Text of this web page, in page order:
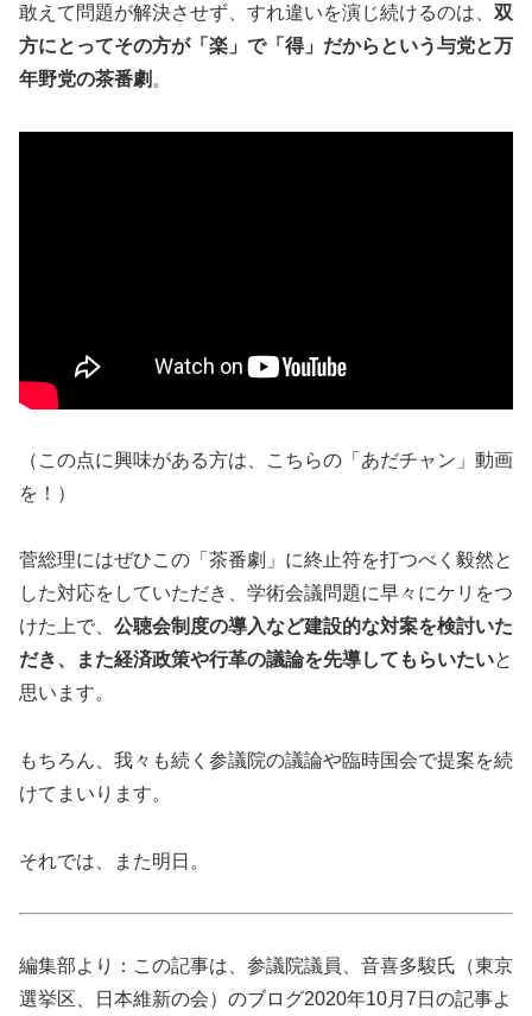
敢えて問題が解決させず、すれ違いを演じ続けるのは、 双
方にとってその方が「楽」で「得」だからという与党と万
年野党の茶番劇 。
（この点に興味がある方は、こちらの「あだチャン」動画
を！）
菅総理にはぜひこの「茶番劇」に終止符を打つべく毅然と
した対応をしていただき、学術会議問題に早々にケリをつ
けた上で、 公聴会制度の導入など建設的な対案を検討いた
だき、また経済政策や行革の議論を先導してもらいたいと
思います。
もちろん、我々も続く参議院の議論や臨時国会で提案を続
けてまいります。
それでは、また明日。
編集部より：この記事は、参議院議員、音喜多駿氏（東京
選挙区、日本維新の会）のブログ2020年10月7日の記事よ